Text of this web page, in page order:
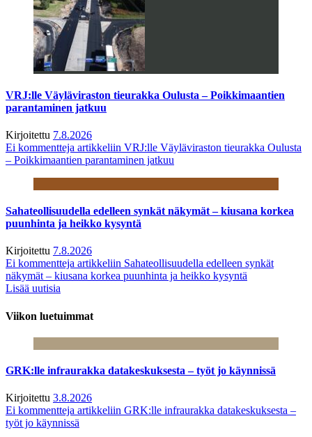
VRJ:lle Väyläviraston tieurakka Oulusta – Poikkimaantien
parantaminen jatkuu
Kirjoitettu 7.8.2026
Ei kommentteja artikkeliin VRJ:lle Väyläviraston tieurakka Oulusta
– Poikkimaantien parantaminen jatkuu
Sahateollisuudella edelleen synkät näkymät – kiusana korkea
puunhinta ja heikko kysyntä
Kirjoitettu 7.8.2026
Ei kommentteja artikkeliin Sahateollisuudella edelleen synkät
näkymät – kiusana korkea puunhinta ja heikko kysyntä
Lisää uutisia
Viikon luetuimmat
GRK:lle infraurakka datakeskuksesta – työt jo käynnissä
Kirjoitettu 3.8.2026
Ei kommentteja artikkeliin GRK:lle infraurakka datakeskuksesta –
työt jo käynnissä